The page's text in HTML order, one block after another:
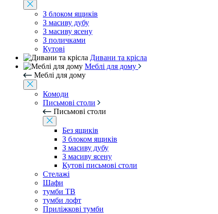
З блоком ящиків
З масиву дубу
З масиву ясену
З поличками
Кутові
Дивани та крісла
Меблі для дому
Меблі для дому
Комоди
Письмові столи
Письмові столи
Без ящиків
З блоком ящиків
З масиву дубу
З масиву ясену
Кутові письмові столи
Стелажі
Шафи
тумби ТВ
тумби лофт
Приліжкові тумби